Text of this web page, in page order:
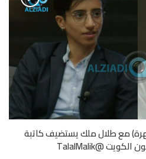
مع طلال ملك يستضيف كاتبة
الأفلام زهرة المهدي عبر تلفزيون الكويت @TalalMalik